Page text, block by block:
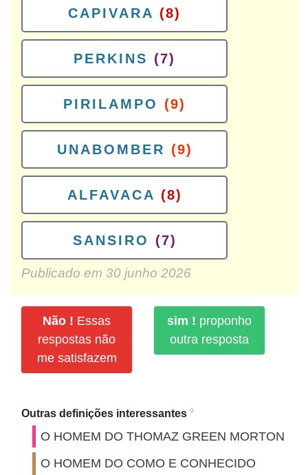
CAPIVARA (8)
PERKINS (7)
PIRILAMPO (9)
UNABOMBER (9)
ALFAVACA (8)
SANSIRO (7)
Publicado em 30 junho 2026
Não ! Essas
respostas não
me satisfazem
sim ! proponho
outra resposta
Outras definições interessantes 9
O HOMEM DO THOMAZ GREEN MORTON
O HOMEM DO COMO E CONHECIDO